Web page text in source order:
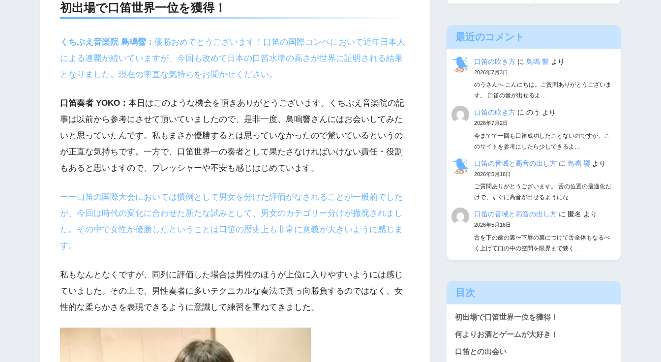
初出場で口笛世界一位を獲得！
くちぶえ音楽院 鳥鳴響： 優勝おめでとうございます！口笛の国際コンペにおいて近年日本人
による連覇が続いていますが、今回も改めて日本の口笛水準の高さが世界に証明される結果
となりました。現在の率直な気持ちをお聞かせください。
口笛奏者 YOKO： 本日はこのような機会を頂きありがとうございます。くちぶえ音楽院の記
事は以前から参考にさせて頂いていましたので、是非一度、鳥鳴響さんにはお会いしてみた
いと思っていたんです。私もまさか優勝するとは思っていなかったので驚いているというの
が正直な気持ちです。一方で、口笛世界一の奏者として果たさなければいけない責任・役割
もあると思いますので、プレッシャーや不安も感じはじめています。
ーー口笛の国際大会においては慣例として男女を分けた評価がなされることが一般的でした
が、今回は時代の変化に合わせた新たな試みとして、男女のカテゴリー分けが撤廃されまし
た。その中で女性が優勝したということは口笛の歴史上も非常に意義が大きいように感じま
す。
私もなんとなくですが、同列に評価した場合は男性のほうが上位に入りやすいようには感じ
ていました。その上で、男性奏者に多いテクニカルな奏法で真っ向勝負するのではなく、女
性的な柔らかさを表現できるように意識して練習を重ねてきました。
最近のコメント
口笛の吹き方 に 鳥鳴 響 より
2026年7月3日
のうさんへ こんにちは。ご質問ありがとうございま
す。 口笛の音が出せるよ…
口笛の吹き方 にのう より
2026年7月2日
今までで一回も口笛成功したことないのですが、こ
のサイトを参考にしたら少しできるよ…
口笛の音域と高音の出し方 に 鳥鳴 響 より
2026年5月16日
ご質問ありがとうございます。 舌の位置の最適化だ
けで、すぐに高音が出せるようにな…
口笛の音域と高音の出し方 に 匿名 より
2026年5月16日
舌を下の歯の裏〜下唇の裏につけて舌全体もなるべ
く上げて口の中の空間を限界まで狭く…
目次
初出場で口笛世界一位を獲得！
何よりお酒とゲームが大好き！
口笛との出会い